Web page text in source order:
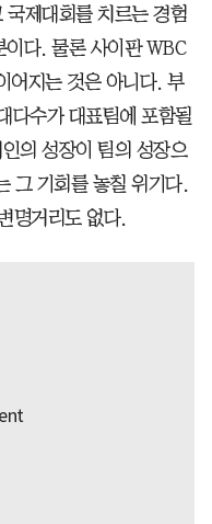
국제대회를 치르는 경험
이다. 물론 사이판 WBC
어지는 것은 아니다. 부
다수가 대표팀에 포함될
의 성장이 팀의 성장으
그 기회를 놓칠 위기다.
명거리도 없다.